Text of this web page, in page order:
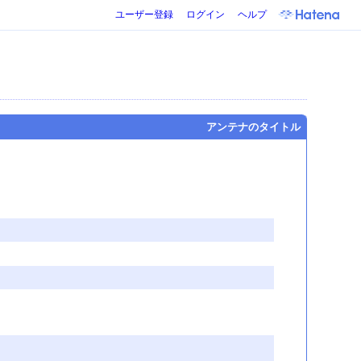
ユーザー登録 ログイン ヘルプ
アンテナのタイトル